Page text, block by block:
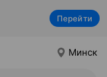
Перейти
Минск